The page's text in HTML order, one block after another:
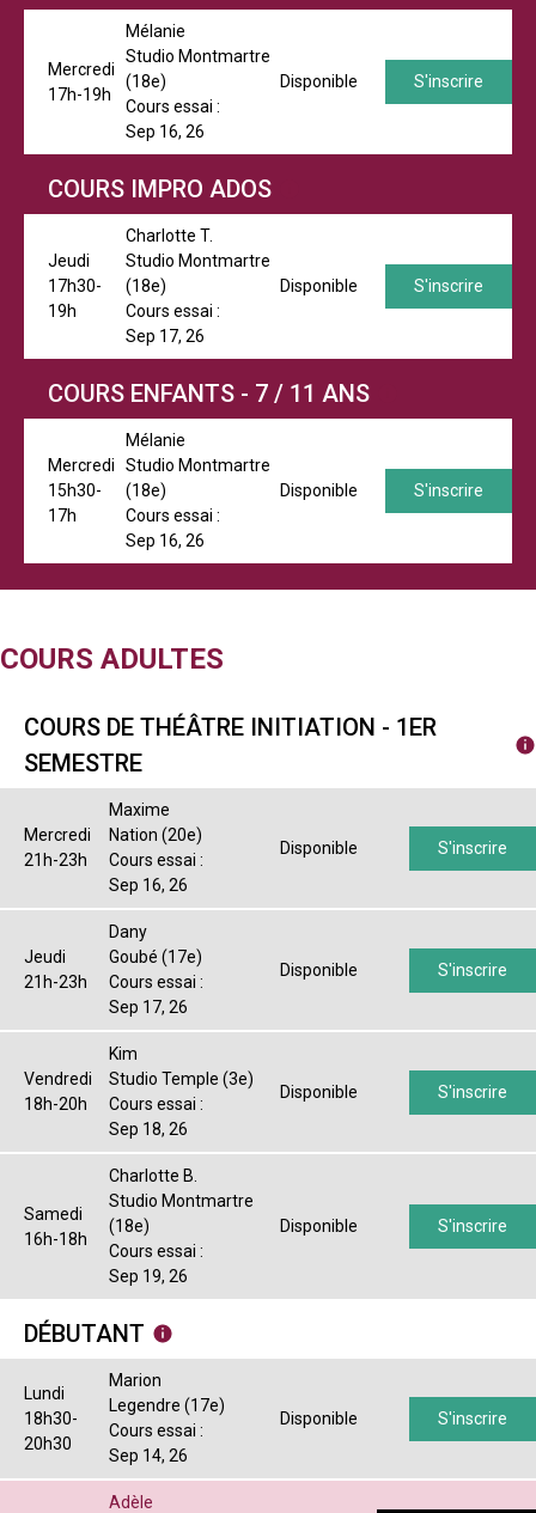
Mercredi
17h-19h
Mélanie
Studio Montmartre
(18e)
Cours essai :
Sep 16, 26
Disponible S'inscrire
COURS IMPRO ADOS
Jeudi
17h30-
19h
Charlotte T.
Studio Montmartre
(18e)
Cours essai :
Sep 17, 26
Disponible S'inscrire
COURS ENFANTS - 7 / 11 ANS
Mercredi
15h30-
17h
Mélanie
Studio Montmartre
(18e)
Cours essai :
Sep 16, 26
Disponible S'inscrire
COURS ADULTES
COURS DE THÉÂTRE INITIATION - 1ER
SEMESTRE
Mercredi
21h-23h
Maxime
Nation (20e)
Cours essai :
Sep 16, 26
Disponible S'inscrire
Jeudi
21h-23h
Dany
Goubé (17e)
Cours essai :
Sep 17, 26
Disponible S'inscrire
Vendredi
18h-20h
Kim
Studio Temple (3e)
Cours essai :
Sep 18, 26
Disponible S'inscrire
Samedi
16h-18h
Charlotte B.
Studio Montmartre
(18e)
Cours essai :
Sep 19, 26
Disponible S'inscrire
DÉBUTANT
Lundi
18h30-
20h30
Marion
Legendre (17e)
Cours essai :
Sep 14, 26
Disponible S'inscrire
Adèle